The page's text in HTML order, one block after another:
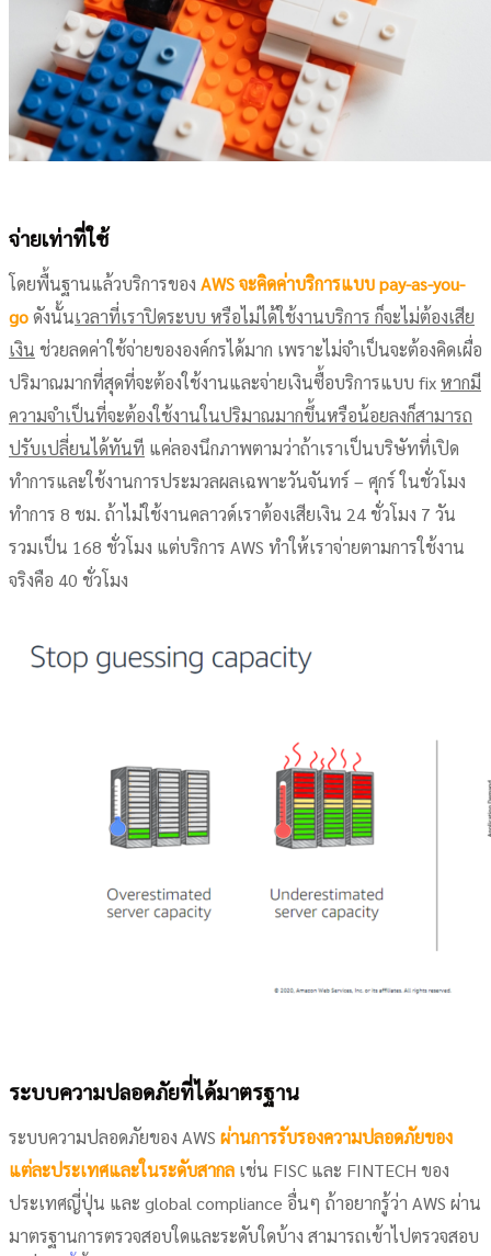
จ่ายเท่าที่ใช้
โดยพื้นฐานแล้วบริการของ AWS จะคิดค่าบริการแบบ pay-as-you-
goดังนั้นเวลาที่เราปิดระบบ หรือไม่ได้ใช้งานบริการ ก็จะไม่ต้องเสีย
เงิน ช่วยลดค่าใช้จ่ายขององค์กรได้มาก เพราะไม่จำเป็นจะต้องคิดเผื่อ
ปริมาณมากที่สุดที่จะต้องใช้งานและจ่ายเงินซื้อบริการแบบ fixหากมี
ความจำเป็นที่จะต้องใช้งานในปริมาณมากขึ้นหรือน้อยลงก็สามารถ
ปรับเปลี่ยนได้ทันที แค่ลองนึกภาพตามว่าถ้าเราเป็นบริษัทที่เปิด
ทำการและใช้งานการประมวลผลเฉพาะวันจันทร์ – ศุกร์ ในชั่วโมง
ทำการ 8 ชม. ถ้าไม่ใช้งานคลาวด์เราต้องเสียเงิน 24 ชั่วโมง 7 วัน
รวมเป็น 168 ชั่วโมง แต่บริการ AWS ทำให้เราจ่ายตามการใช้งาน
จริงคือ 40 ชั่วโมง
ระบบความปลอดภัยที่ได้มาตรฐาน
ระบบความปลอดภัยของ AWS ผ่านการรับรองความปลอดภัยของ
แต่ละประเทศและในระดับสากล เช่น FISC และ FINTECH ของ
ประเทศญี่ปุ่น และ global compliance อื่นๆ ถ้าอยากรู้ว่า AWS ผ่าน
มาตรฐานการตรวจสอบใดและระดับใดบ้าง สามารถเข้าไปตรวจสอบ